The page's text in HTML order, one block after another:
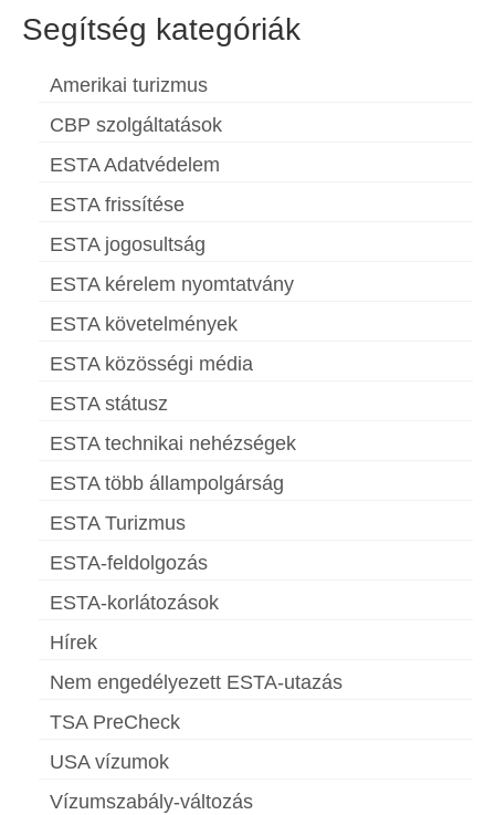
Segítség kategóriák
Amerikai turizmus
CBP szolgáltatások
ESTA Adatvédelem
ESTA frissítése
ESTA jogosultság
ESTA kérelem nyomtatvány
ESTA követelmények
ESTA közösségi média
ESTA státusz
ESTA technikai nehézségek
ESTA több állampolgárság
ESTA Turizmus
ESTA-feldolgozás
ESTA-korlátozások
Hírek
Nem engedélyezett ESTA-utazás
TSA PreCheck
USA vízumok
Vízumszabály-változás